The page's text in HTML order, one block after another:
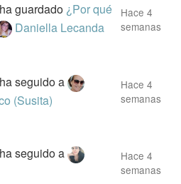
ha guardado ¿Por qué
Daniella Lecanda
Hace 4
semanas
ha seguido a
(Susita)
Hace 4
semanas
ha seguido a
Hace 4
semanas